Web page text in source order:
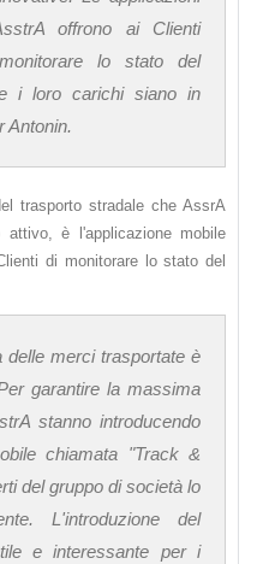
offrono ai Clienti
lo stato del
i loro carichi siano in
Antonin.
trasporto stradale che AssrA
è l'applicazione mobile
di monitorare lo stato del
merci trasportate è
garantire la massima
stanno introducendo
chiamata "Track &
del gruppo di società lo
L'introduzione del
e interessante per i